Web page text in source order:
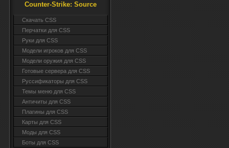
Counter-Strike: Source
Cкачать CSS
Перчатки для CSS
Руки для CSS
Модели игроков для CSS
Модели оружия для CSS
Готовые сервера для CSS
Руссификаторы для CSS
Темы меню для CSS
Античиты для CSS
Плагины для CSS
Карты для CSS
Моды для CSS
Боты для CSS